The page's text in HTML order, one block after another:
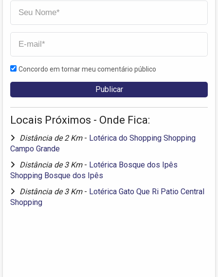
Concordo em tornar meu comentário público
Locais Próximos - Onde Fica:
Distância de 2 Km - Lotérica do Shopping Shopping
Campo Grande
Distância de 3 Km - Lotérica Bosque dos Ipês
Shopping Bosque dos Ipês
Distância de 3 Km - Lotérica Gato Que Ri Patio Central
Shopping